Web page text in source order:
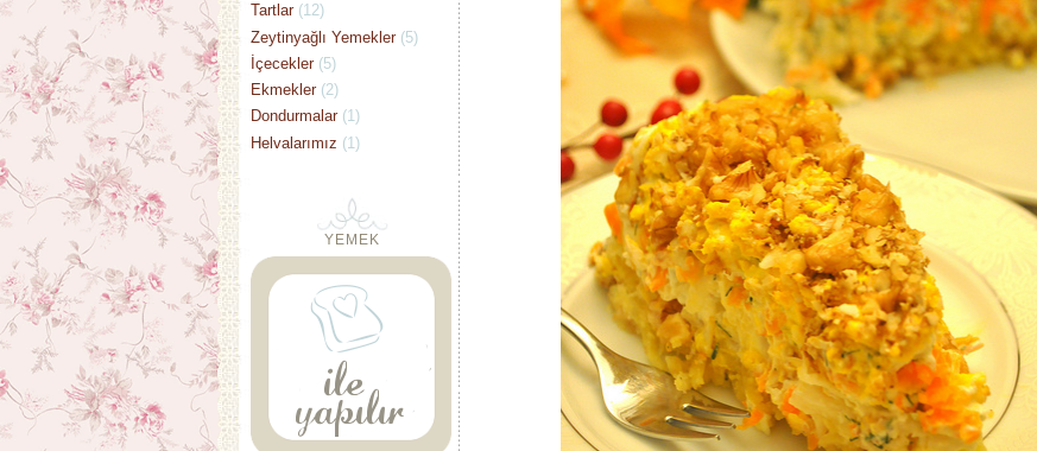
Tartlar (12)
Zeytinyağlı Yemekler (5)
İçecekler (5)
Ekmekler (2)
Dondurmalar (1)
Helvalarımız (1)
YEMEK